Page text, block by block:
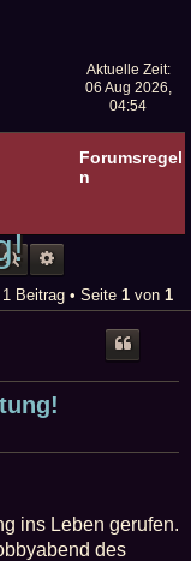
e
Aktuelle Zeit:
06 Aug 2026,
04:54
Forumsregel
n
SUCHE
1 Beitrag • Seite 1 von 1
ins Leben gerufen.
des